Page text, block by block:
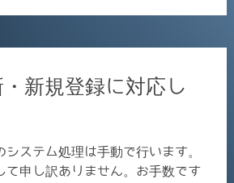
新規登録に対応し
ステム処理は手動で行います。
て申し訳ありません。お手数です